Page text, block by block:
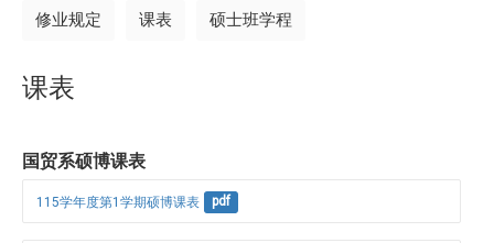
修业规定 课表 硕士班学程
课表
国贸系硕博课表
115学年度第1学期硕博课表 pdf